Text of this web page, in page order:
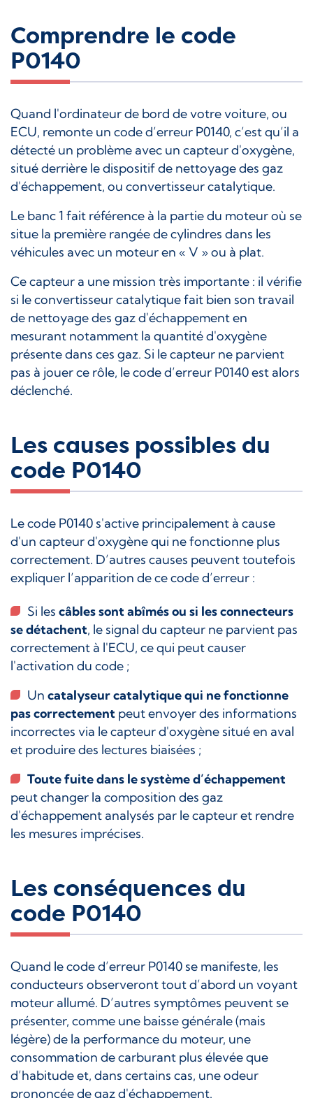
Comprendre le code
P0140
Quand l'ordinateur de bord de votre voiture, ou
ECU, remonte un code d’erreur P0140, c’est qu’il a
détecté un problème avec un capteur d'oxygène,
situé derrière le dispositif de nettoyage des gaz
d'échappement, ou convertisseur catalytique.
Le banc 1 fait référence à la partie du moteur où se
situe la première rangée de cylindres dans les
véhicules avec un moteur en « V » ou à plat.
Ce capteur a une mission très importante : il vérifie
si le convertisseur catalytique fait bien son travail
de nettoyage des gaz d'échappement en
mesurant notamment la quantité d'oxygène
présente dans ces gaz. Si le capteur ne parvient
pas à jouer ce rôle, le code d’erreur P0140 est alors
déclenché.
Les causes possibles du
code P0140
Le code P0140 s'active principalement à cause
d'un capteur d'oxygène qui ne fonctionne plus
correctement. D’autres causes peuvent toutefois
expliquer l’apparition de ce code d’erreur :
Si les câbles sont abîmés ou si les connecteurs
se détachent, le signal du capteur ne parvient pas
correctement à l'ECU, ce qui peut causer
l'activation du code ;
Un catalyseur catalytique qui ne fonctionne
pas correctement peut envoyer des informations
incorrectes via le capteur d'oxygène situé en aval
et produire des lectures biaisées ;
Toute fuite dans le système d’échappement
peut changer la composition des gaz
d'échappement analysés par le capteur et rendre
les mesures imprécises.
Les conséquences du
code P0140
Quand le code d’erreur P0140 se manifeste, les
conducteurs observeront tout d’abord un voyant
moteur allumé. D’autres symptômes peuvent se
présenter, comme une baisse générale (mais
légère) de la performance du moteur, une
consommation de carburant plus élevée que
d’habitude et, dans certains cas, une odeur
prononcée de gaz d'échappement.